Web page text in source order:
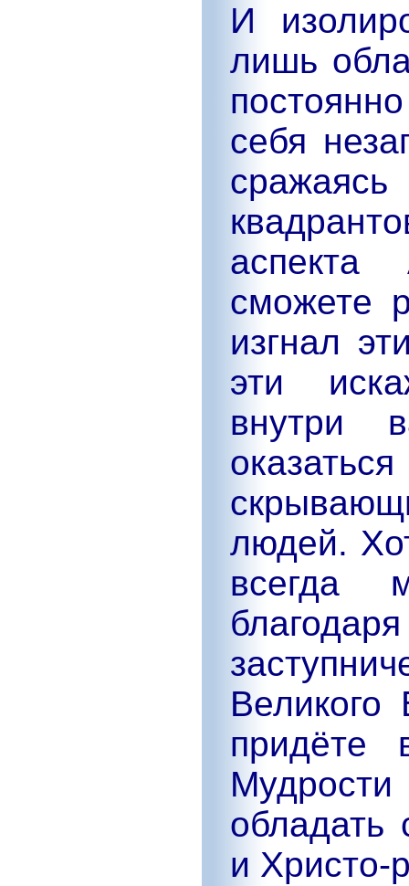
И
лишь
себя
сможете
изгнал
эти
внутри
людей.
всегда
Великого
придёте
обладать
и Христо-